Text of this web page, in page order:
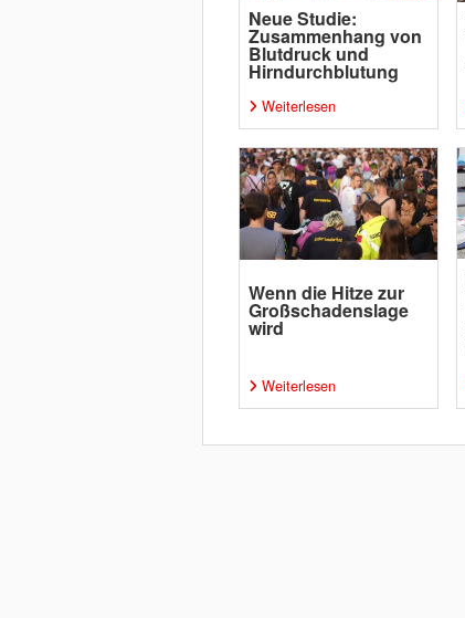
Neue Studie:
Zusammenhang von
Blutdruck und
Hirndurchblutung
Weiterlesen
Wenn die Hitze zur
Großschadenslage
wird
Weiterlesen